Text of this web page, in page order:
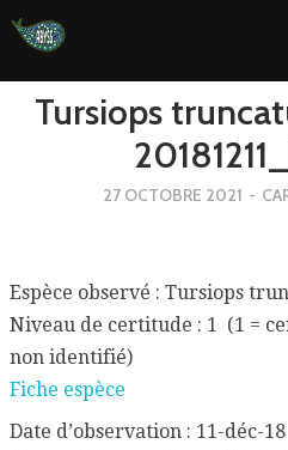
To Blog
Tursiops
27 OCTOBRE 2021 -
Espèce observé : Tursiops
Niveau de certitude : 1 (1 =
non identifié)
Fiche espèce
Date d’observation : 11-déc-18